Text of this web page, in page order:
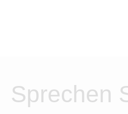
Sprechen